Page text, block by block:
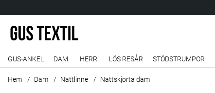
GUS-ANKEL DAM HERR LÖS RESÅR STÖDSTRUMPOR
Hem Dam Nattlinne Nattskjorta dam